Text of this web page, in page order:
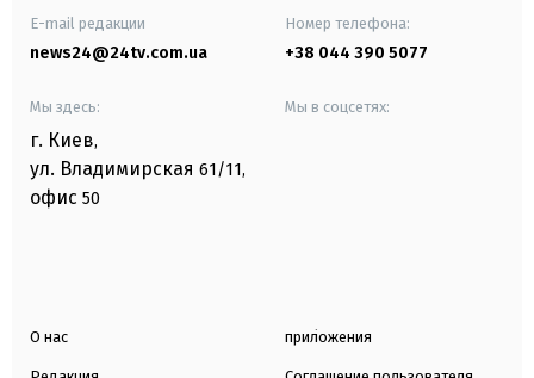
E-mail редакции
news24@24tv.com.ua
Номер телефона:
+38 044 390 5077
Мы здесь:
г. Киев,
ул. Владимирская 61/11,
офис 50
Мы в соцсетях:
О нас приложения